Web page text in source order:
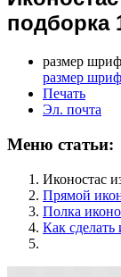
подборка
размер
размер
Печать
Эл. почта
Меню статьи:
Иконостас
Прямой
Полка
Как